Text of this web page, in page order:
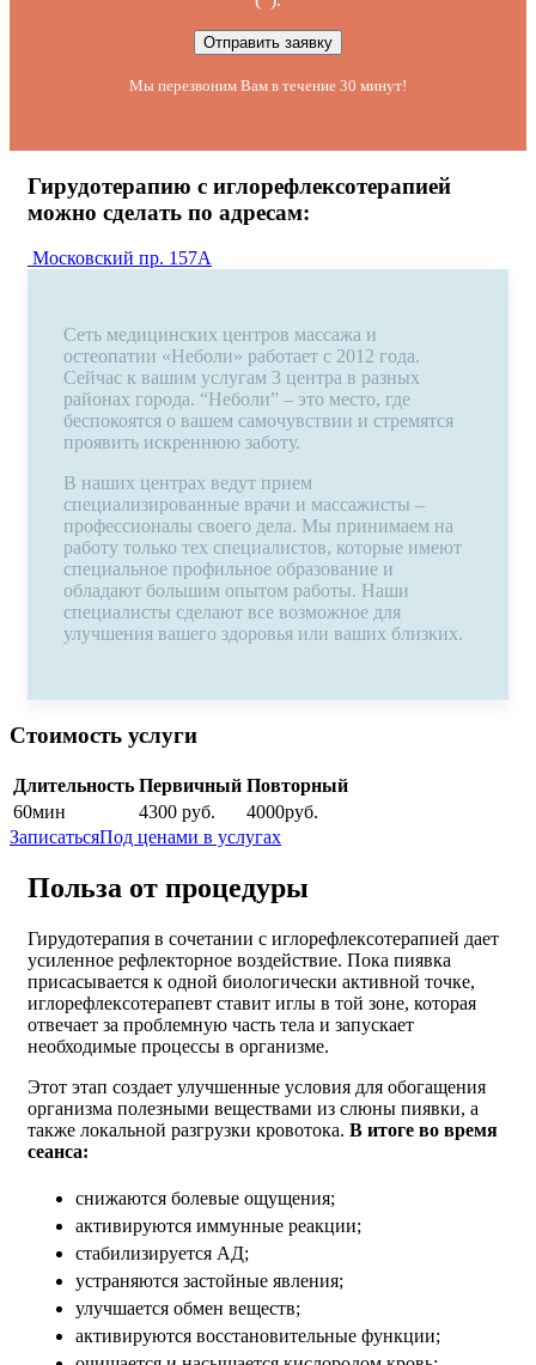
Мы перезвоним Вам в течение 30 минут!
Гирудотерапию с иглорефлексотерапией
можно сделать по адресам:
Московский пр. 157А
Сеть медицинских центров массажа и
остеопатии «Неболи» работает с 2012 года.
Сейчас к вашим услугам 3 центра в разных
районах города. “Неболи” – это место, где
беспокоятся о вашем самочувствии и стремятся
проявить искреннюю заботу.
В наших центрах ведут прием
специализированные врачи и массажисты –
профессионалы своего дела. Мы принимаем на
работу только тех специалистов, которые имеют
специальное профильное образование и
обладают большим опытом работы. Наши
специалисты сделают все возможное для
улучшения вашего здоровья или ваших близких.
Стоимость услуги
Длительность Первичный Повторный
60мин 4300 руб. 4000руб.
ЗаписатьсяПод ценами в услугах
Польза от процедуры
Гирудотерапия в сочетании с иглорефлексотерапией дает
усиленное рефлекторное воздействие. Пока пиявка
присасывается к одной биологически активной точке,
иглорефлексотерапевт ставит иглы в той зоне, которая
отвечает за проблемную часть тела и запускает
необходимые процессы в организме.
Этот этап создает улучшенные условия для обогащения
организма полезными веществами из слюны пиявки, а
также локальной разгрузки кровотока. В итоге во время
сеанса:
снижаются болевые ощущения;
активируются иммунные реакции;
стабилизируется АД;
устраняются застойные явления;
улучшается обмен веществ;
активируются восстановительные функции;